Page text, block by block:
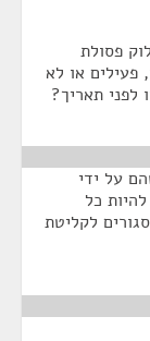
פסולת
בצו, פעילים או לא
לפני תאריך?
על ידי
כל
לקליטת